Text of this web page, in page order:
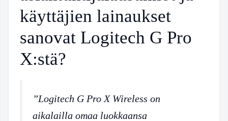
käyttäjien lainaukset
sanovat Logitech G Pro
X:stä?
”Logitech G Pro X Wireless on
aikalailla omaa luokkaansa